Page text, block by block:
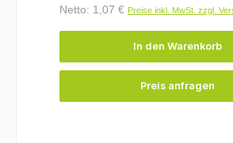
Netto: 1,07 € Preise inkl. MwSt. zzgl.
In den Warenkorb
Preis anfragen